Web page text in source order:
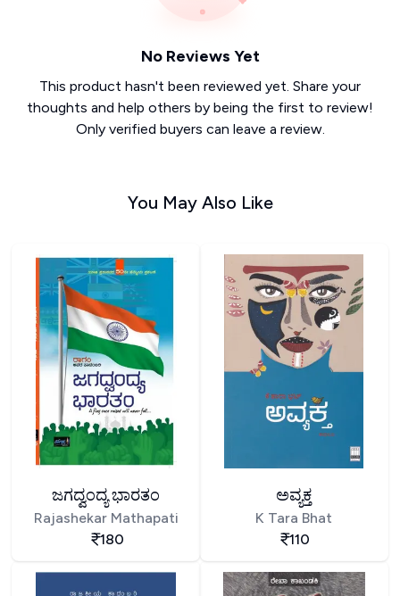
No Reviews Yet
This product hasn't been reviewed yet. Share your
thoughts and help others by being the first to review!
Only verified buyers can leave a review.
You May Also Like
ಜಗದ್ವಂದ್ಯ ಭಾರತಂ
Rajashekar Mathapati
180
ಅವ್ಯಕ್ತ
K Tara Bhat
110